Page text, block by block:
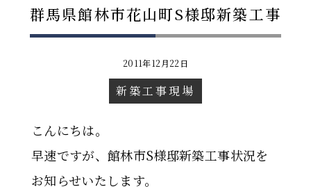
群馬県館林市花山町S様邸新築工事
2011年12月22日
新築工事現場
こんにちは。
早速ですが、館林市S様邸新築工事状況を
お知らせいたします。